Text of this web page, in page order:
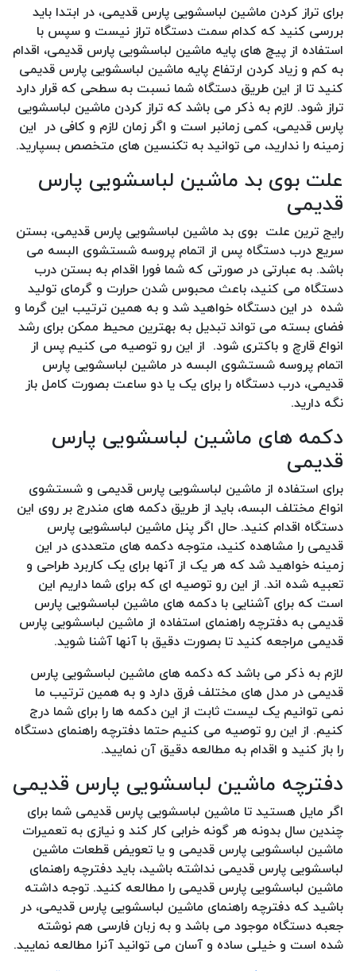
برای تراز کردن ماشین لباسشویی پارس قدیمی، در ابتدا باید
بررسی کنید که کدام سمت دستگاه تراز نیست و سپس با
استفاده از پیچ های پایه ماشین لباسشویی پارس قدیمی، اقدام
به کم و زیاد کردن ارتفاع پایه ماشین لباسشویی پارس قدیمی
کنید تا از این طریق دستگاه شما نسبت به سطحی که قرار دارد
تراز شود. لازم به ذکر می باشد که تراز کردن ماشین لباسشویی
پارس قدیمی، کمی زمانبر است و اگر زمان لازم و کافی در این
زمینه را ندارید، می توانید به تکنسین های متخصص بسپارید.
علت بوی بد ماشین لباسشویی پارس
قدیمی
رایج ترین علت بوی بد ماشین لباسشویی پارس قدیمی، بستن
سریع درب دستگاه پس از اتمام پروسه شستشوی البسه می
باشد. به عبارتی در صورتی که شما فورا اقدام به بستن درب
دستگاه می کنید، باعث محبوس شدن حرارت و گرمای تولید
شده در این دستگاه خواهید شد و به همین ترتیب این گرما و
فضای بسته می تواند تبدیل به بهترین محیط ممکن برای رشد
انواع قارچ و باکتری شود. از این رو توصیه می کنیم پس از
اتمام پروسه شستشوی البسه در ماشین لباسشویی پارس
قدیمی، درب دستگاه را برای یک یا دو ساعت بصورت کامل باز
نگه دارید.
دکمه های ماشین لباسشویی پارس
قدیمی
برای استفاده از ماشین لباسشویی پارس قدیمی و شستشوی
انواع مختلف البسه، باید از طریق دکمه های مندرج بر روی این
دستگاه اقدام کنید. حال اگر پنل ماشین لباسشویی پارس
قدیمی را مشاهده کنید، متوجه دکمه های متعددی در این
زمینه خواهید شد که هر یک از آنها برای یک کاربرد طراحی و
تعبیه شده اند. از این رو توصیه ای که برای شما داریم این
است که برای آشنایی با دکمه های ماشین لباسشویی پارس
قدیمی به دفترچه راهنمای استفاده از ماشین لباسشویی پارس
قدیمی مراجعه کنید تا بصورت دقیق با آنها آشنا شوید.
لازم به ذکر می باشد که دکمه های ماشین لباسشویی پارس
قدیمی در مدل های مختلف فرق دارد و به همین ترتیب ما
نمی توانیم یک لیست ثابت از این دکمه ها را برای شما درج
کنیم. از این رو توصیه می کنیم حتما دفترچه راهنمای دستگاه
را باز کنید و اقدام به مطالعه دقیق آن نمایید.
دفترچه ماشین لباسشویی پارس قدیمی
اگر مایل هستید تا ماشین لباسشویی پارس قدیمی شما برای
چندین سال بدونه هر گونه خرابی کار کند و نیازی به تعمیرات
ماشین لباسشویی پارس قدیمی و یا تعویض قطعات ماشین
لباسشویی پارس قدیمی نداشته باشید، باید دفترچه راهنمای
ماشین لباسشویی پارس قدیمی را مطالعه کنید. توجه داشته
باشید که دفترچه راهنمای ماشین لباسشویی پارس قدیمی، در
جعبه دستگاه موجود می باشد و به زبان فارسی هم نوشته
شده است و خیلی ساده و آسان می توانید آنرا مطالعه نمایید.